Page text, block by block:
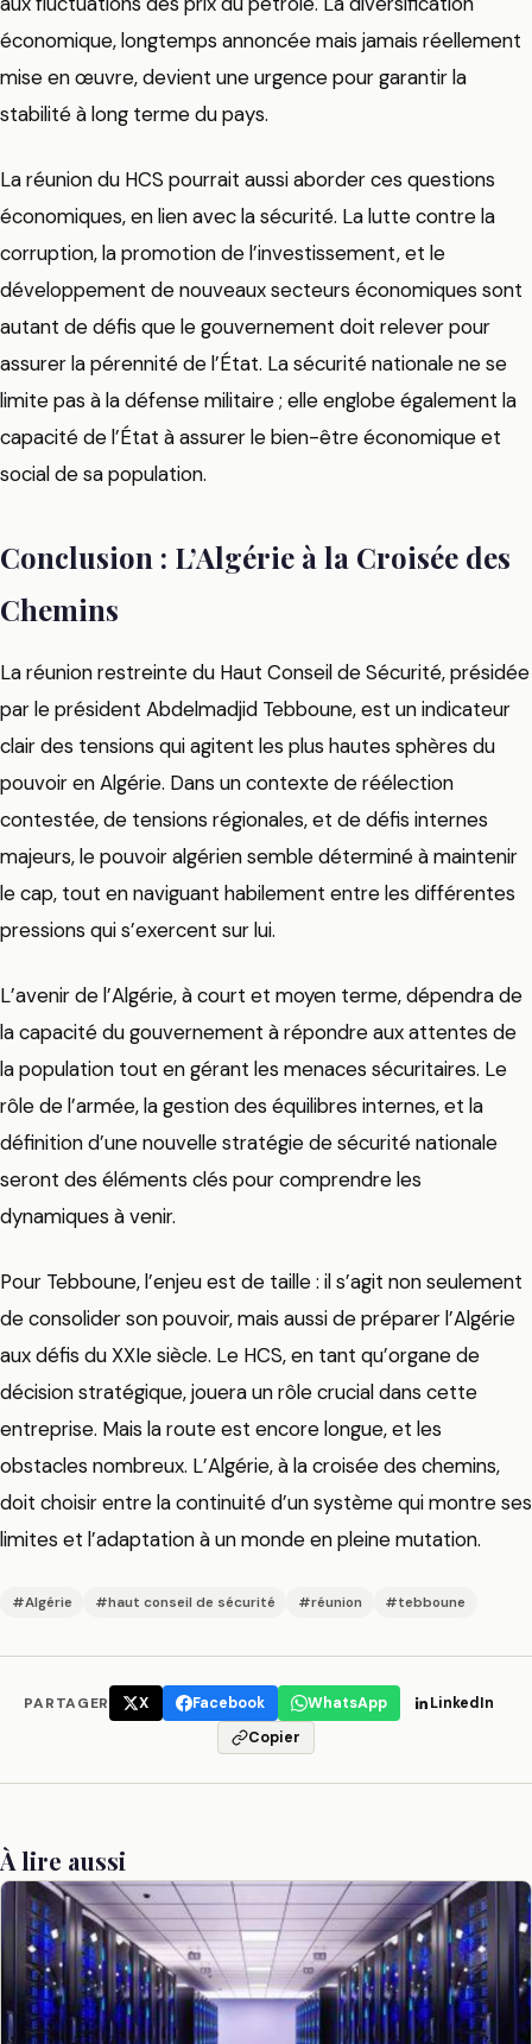
économique, longtemps annoncée mais jamais réellement
mise en œuvre, devient une urgence pour garantir la
stabilité à long terme du pays.
La réunion du HCS pourrait aussi aborder ces questions
économiques, en lien avec la sécurité. La lutte contre la
corruption, la promotion de l’investissement, et le
développement de nouveaux secteurs économiques sont
autant de défis que le gouvernement doit relever pour
assurer la pérennité de l’État. La sécurité nationale ne se
limite pas à la défense militaire ; elle englobe également la
capacité de l’État à assurer le bien-être économique et
social de sa population.
Conclusion : L’Algérie à la Croisée des
Chemins
La réunion restreinte du Haut Conseil de Sécurité, présidée
par le président Abdelmadjid Tebboune, est un indicateur
clair des tensions qui agitent les plus hautes sphères du
pouvoir en Algérie. Dans un contexte de réélection
contestée, de tensions régionales, et de défis internes
majeurs, le pouvoir algérien semble déterminé à maintenir
le cap, tout en naviguant habilement entre les différentes
pressions qui s’exercent sur lui.
L’avenir de l’Algérie, à court et moyen terme, dépendra de
la capacité du gouvernement à répondre aux attentes de
la population tout en gérant les menaces sécuritaires. Le
rôle de l’armée, la gestion des équilibres internes, et la
définition d’une nouvelle stratégie de sécurité nationale
seront des éléments clés pour comprendre les
dynamiques à venir.
Pour Tebboune, l’enjeu est de taille : il s’agit non seulement
de consolider son pouvoir, mais aussi de préparer l’Algérie
aux défis du XXIe siècle. Le HCS, en tant qu’organe de
décision stratégique, jouera un rôle crucial dans cette
entreprise. Mais la route est encore longue, et les
obstacles nombreux. L’Algérie, à la croisée des chemins,
doit choisir entre la continuité d’un système qui montre ses
limites et l’adaptation à un monde en pleine mutation.
#Algérie #haut conseil de sécurité #réunion #tebboune
PARTAGER X Facebook WhatsApp
LinkedIn
Copier
À lire aussi